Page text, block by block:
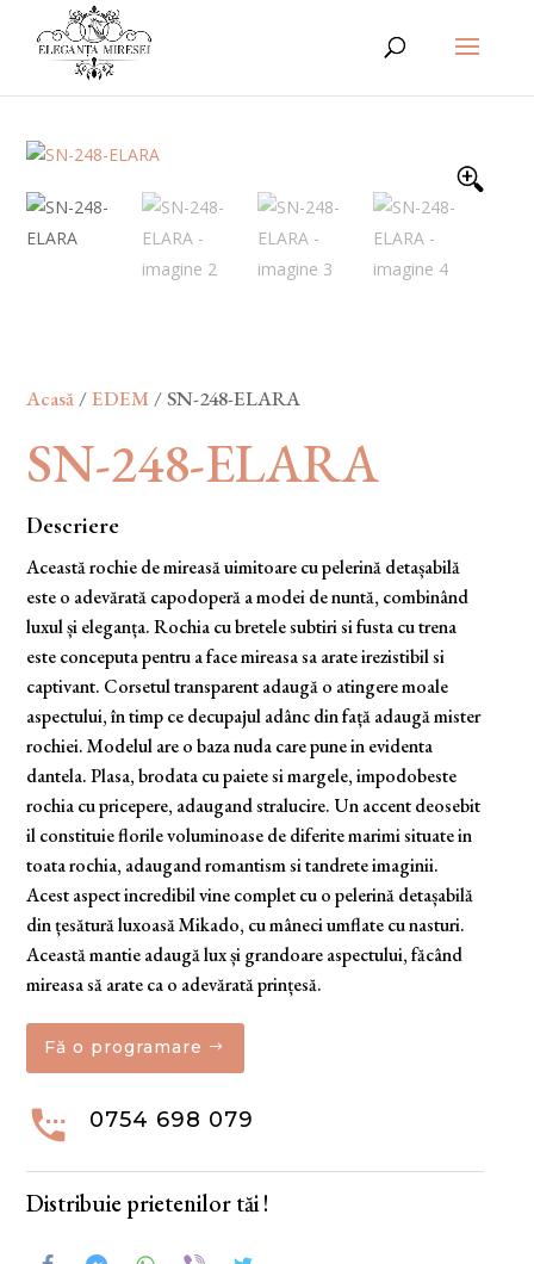
Acasă /EDEM / SN-248-ELARA
SN-248-ELARA
Descriere
Această rochie de mireasă uimitoare cu pelerină detașabilă
este o adevărată capodoperă a modei de nuntă, combinând
luxul și eleganța. Rochia cu bretele subtiri si fusta cu trena
este conceputa pentru a face mireasa sa arate irezistibil si
captivant. Corsetul transparent adaugă o atingere moale
aspectului, în timp ce decupajul adânc din față adaugă mister
rochiei. Modelul are o baza nuda care pune in evidenta
dantela. Plasa, brodata cu paiete si margele, impodobeste
rochia cu pricepere, adaugand stralucire. Un accent deosebit
il constituie florile voluminoase de diferite marimi situate in
toata rochia, adaugand romantism si tandrete imaginii.
Acest aspect incredibil vine complet cu o pelerină detașabilă
din țesătură luxoasă Mikado, cu mâneci umflate cu nasturi.
Această mantie adaugă lux și grandoare aspectului, făcând
mireasa să arate ca o adevărată prințesă.
Fă o programare
 0754 698 079
Distribuie prietenilor tăi !